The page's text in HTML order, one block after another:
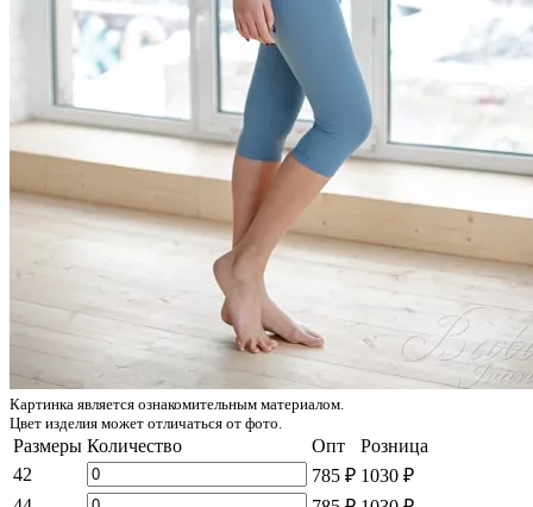
Картинка является ознакомительным материалом.
Цвет изделия может отличаться от фото.
Размеры Количество Опт
Розница
42
785 ₽ 1030 ₽